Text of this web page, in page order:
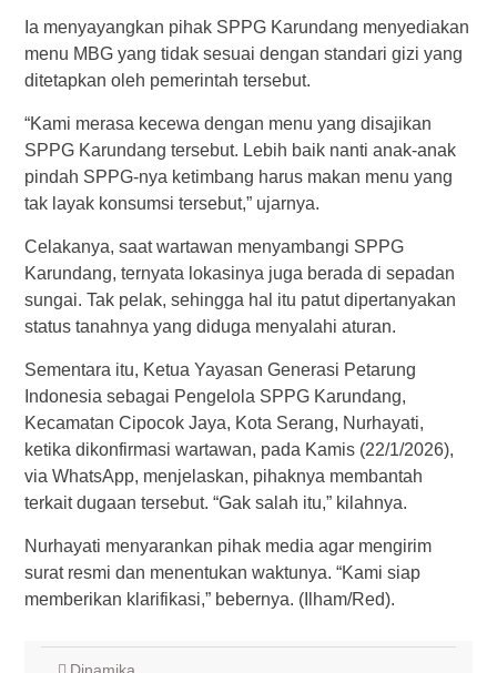
Ia menyayangkan pihak SPPG Karundang menyediakan
menu MBG yang tidak sesuai dengan standari gizi yang
ditetapkan oleh pemerintah tersebut.
“Kami merasa kecewa dengan menu yang disajikan
SPPG Karundang tersebut. Lebih baik nanti anak-anak
pindah SPPG-nya ketimbang harus makan menu yang
tak layak konsumsi tersebut,” ujarnya.
Celakanya, saat wartawan menyambangi SPPG
Karundang, ternyata lokasinya juga berada di sepadan
sungai. Tak pelak, sehingga hal itu patut dipertanyakan
status tanahnya yang diduga menyalahi aturan.
Sementara itu, Ketua Yayasan Generasi Petarung
Indonesia sebagai Pengelola SPPG Karundang,
Kecamatan Cipocok Jaya, Kota Serang, Nurhayati,
ketika dikonfirmasi wartawan, pada Kamis (22/1/2026),
via WhatsApp, menjelaskan, pihaknya membantah
terkait dugaan tersebut. “Gak salah itu,” kilahnya.
Nurhayati menyarankan pihak media agar mengirim
surat resmi dan menentukan waktunya. “Kami siap
memberikan klarifikasi,” bebernya. (Ilham/Red).